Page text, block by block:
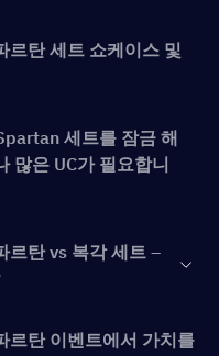
르탄 세트 쇼케이스 및
세트를 잠금 해
많은 UC가 필요합니
르탄 vs 복각 세트 –
르탄 이벤트에서 가치를